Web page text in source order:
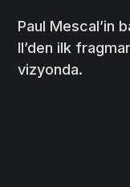
Paul Mescal’in
II’den ilk
vizyonda.